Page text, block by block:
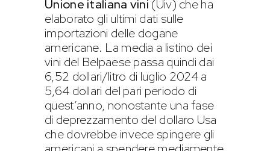
Unione italiana vini (Uiv) che ha
elaborato gli ultimi dati sulle
importazioni delle dogane
americane. La media a listino dei
vini del Belpaese passa quindi dai
6,52 dollari/litro di luglio 2024 a
5,64 dollari del pari periodo di
quest’anno, nonostante una fase
di deprezzamento del dollaro Usa
che dovrebbe invece spingere gli